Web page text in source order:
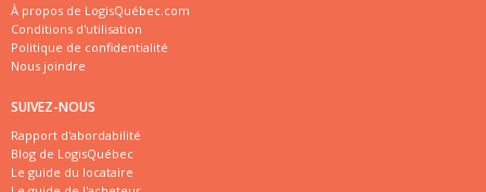
À propos de LogisQuébec.com
Conditions d'utilisation
Politique de confidentialité
Nous joindre
SUIVEZ-NOUS
Rapport d'abordabilité
Blog de LogisQuébec
Le guide du locataire